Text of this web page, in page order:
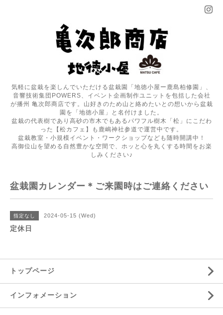
気軽に盆栽を楽しんでいただける盆栽園「地徳小屋ー鹿島柏修園」、
音響技術集団POWERS、イベント企画制作ユニットを包括した会社
が播州 亀次郎商店です。山好きのため山と絡めたいとの想いから盆栽
園を「地徳小屋」と名付けました。
盆栽の代表樹であり高砂の市木でもあるパワフル樹木「松」にこだわ
った【松カフェ】も鹿嶋神社参道で運営中です。
盆栽教室・小規模イベント・ワークショップなども随時開講中！
高御位山を望める自然豊かな空間で、ホッと心を丸くする時間をお楽
しみください♪
盆栽園カレンダー＊ご来園時はご連絡ください
指定なし 2024-05-15 (Wed)
定休日
トップページ
インフォメーション